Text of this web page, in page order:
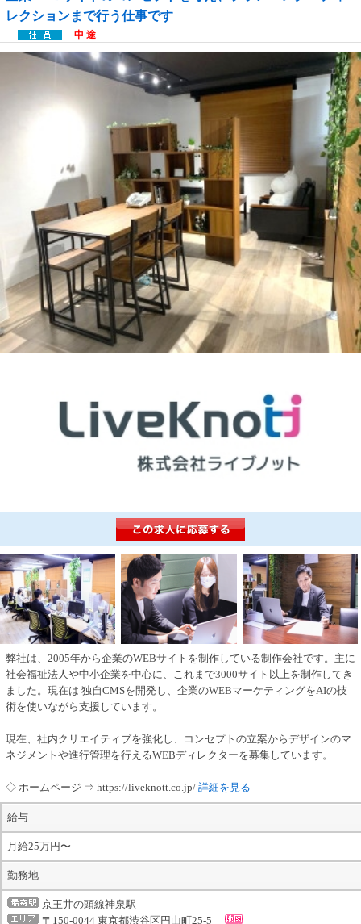
レクションまで行う仕事です
中 途
弊社は、2005年から企業のWEBサイトを制作している制作会社です。主に
社会福祉法人や中小企業を中心に、これまで3000サイト以上を制作してき
ました。現在は 独自CMSを開発し、企業のWEBマーケティングをAIの技
術を使いながら支援しています。
現在、社内クリエイティブを強化し、コンセプトの立案からデザインのマ
ネジメントや進行管理を行えるWEBディレクターを募集しています。
◇ ホームページ ⇒ https://liveknott.co.jp/ 詳細を見る
給与
月給25万円〜
勤務地
京王井の頭線神泉駅
〒150-0044 東京都渋谷区円山町25-5